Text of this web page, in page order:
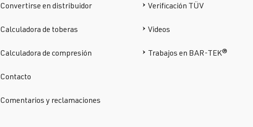
Convertirse en distribuidor
Calculadora de toberas
Calculadora de compresión
Contacto
Comentarios y reclamaciones
Verificación TÜV
Videos
Trabajos en BAR-TEK®